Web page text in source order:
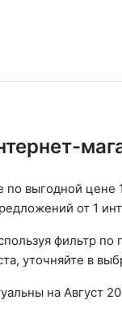
выгодной цене
от 1
фильтр
уточняйте в
на Август